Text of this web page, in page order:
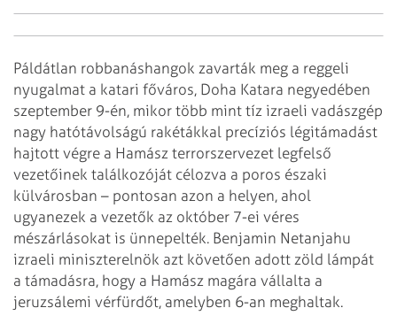
Páldátlan robbanáshangok zavarták meg a reggeli
nyugalmat a katari főváros, Doha Katara negyedében
szeptember 9-én, mikor több mint tíz izraeli vadászgép
nagy hatótávolságú rakétákkal precíziós légitámadást
hajtott végre a Hamász terrorszervezet legfelső
vezetőinek találkozóját célozva a poros északi
külvárosban – pontosan azon a helyen, ahol
ugyanezek a vezetők az október 7-ei véres
mészárlásokat is ünnepelték. Benjamin Netanjahu
izraeli miniszterelnök azt követően adott zöld lámpát
a támadásra, hogy a Hamász magára vállalta a
jeruzsálemi vérfürdőt, amelyben 6-an meghaltak.